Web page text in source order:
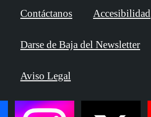
Contáctanos Accesibilidad
Darse de Baja del Newsletter
Aviso Legal